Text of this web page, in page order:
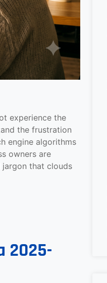
experience the
the frustration
engine algorithms
owners are
that clouds
2025-